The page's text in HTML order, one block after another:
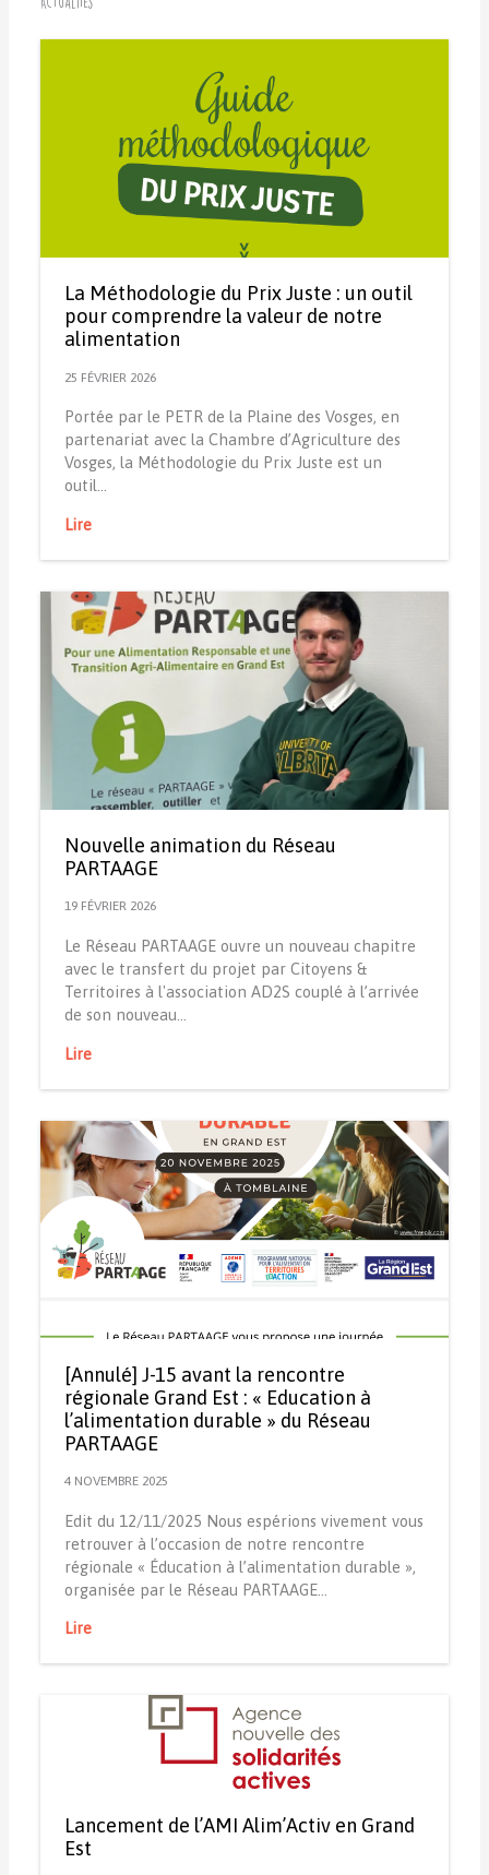
La Méthodologie du Prix Juste : un outil
pour comprendre la valeur de notre
alimentation
25 FÉVRIER 2026
Portée par le PETR de la Plaine des Vosges, en
partenariat avec la Chambre d’Agriculture des
Vosges, la Méthodologie du Prix Juste est un
outil…
Lire
Nouvelle animation du Réseau
PARTAAGE
19 FÉVRIER 2026
Le Réseau PARTAAGE ouvre un nouveau chapitre
avec le transfert du projet par Citoyens &
Territoires à l'association AD2S couplé à l’arrivée
de son nouveau…
Lire
[Annulé] J-15 avant la rencontre
régionale Grand Est : « Education à
l’alimentation durable » du Réseau
PARTAAGE
4 NOVEMBRE 2025
Edit du 12/11/2025 Nous espérions vivement vous
retrouver à l’occasion de notre rencontre
régionale « Éducation à l’alimentation durable »,
organisée par le Réseau PARTAAGE…
Lire
Lancement de l’AMI Alim’Activ en Grand
Est